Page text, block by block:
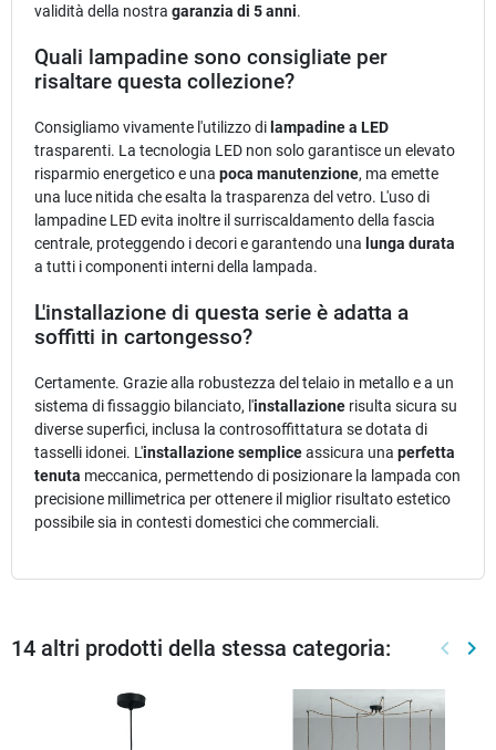
validità della nostra garanzia di 5 anni.
Quali lampadine sono consigliate per
risaltare questa collezione?
Consigliamo vivamente l'utilizzo di lampadine a LED
trasparenti. La tecnologia LED non solo garantisce un elevato
risparmio energetico e una poca manutenzione, ma emette
una luce nitida che esalta la trasparenza del vetro. L'uso di
lampadine LED evita inoltre il surriscaldamento della fascia
centrale, proteggendo i decori e garantendo una lunga durata
a tutti i componenti interni della lampada.
L'installazione di questa serie è adatta a
soffitti in cartongesso?
Certamente. Grazie alla robustezza del telaio in metallo e a un
sistema di fissaggio bilanciato, l'installazione risulta sicura su
diverse superfici, inclusa la controsoffittatura se dotata di
tasselli idonei. L'installazione sempliceassicura una perfetta
tenuta meccanica, permettendo di posizionare la lampada con
precisione millimetrica per ottenere il miglior risultato estetico
possibile sia in contesti domestici che commerciali.
14 altri prodotti della stessa categoria: keyboard_arrow_left keyboard_arrow_right